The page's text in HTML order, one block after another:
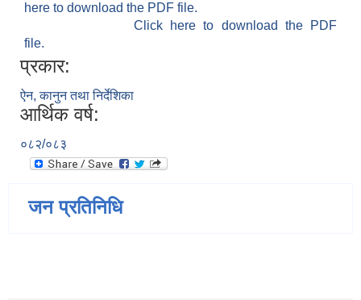
here to download the PDF file.
Click here to download the PDF
file.
प्रकार:
ऐन, कानुन तथा निर्देशिका
आर्थिक वर्ष:
०८२/०८३
जन प्रतिनिधि